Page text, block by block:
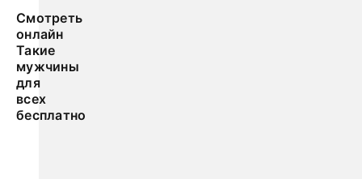
Смотреть
онлайн
Такие
мужчины
для
всех
бесплатно